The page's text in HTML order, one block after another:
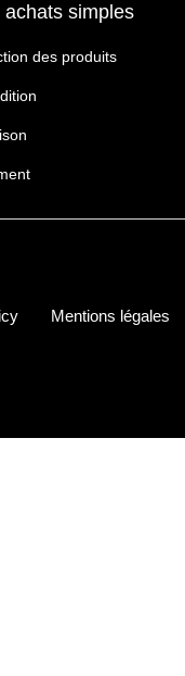
achats simples
des produits
Mentions légales